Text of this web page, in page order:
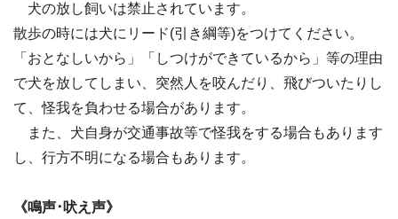
犬の放し飼いは禁止されています。
散歩の時には犬にリード(引き綱等)をつけてください。
「おとなしいから」「しつけができているから」等の理由
で犬を放してしまい、突然人を咬んだり、飛びついたりし
て、怪我を負わせる場合があります。
また、犬自身が交通事故等で怪我をする場合もあります
し、行方不明になる場合もあります。
《鳴声･吠え声》